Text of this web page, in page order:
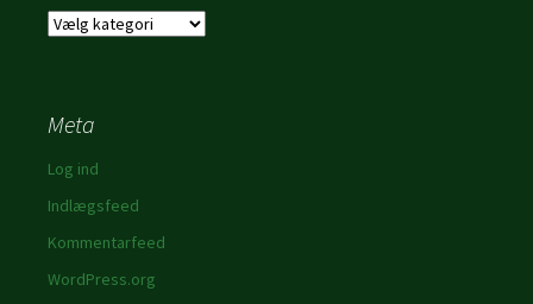
Kategorier
Meta
Log ind
Indlægsfeed
Kommentarfeed
WordPress.org